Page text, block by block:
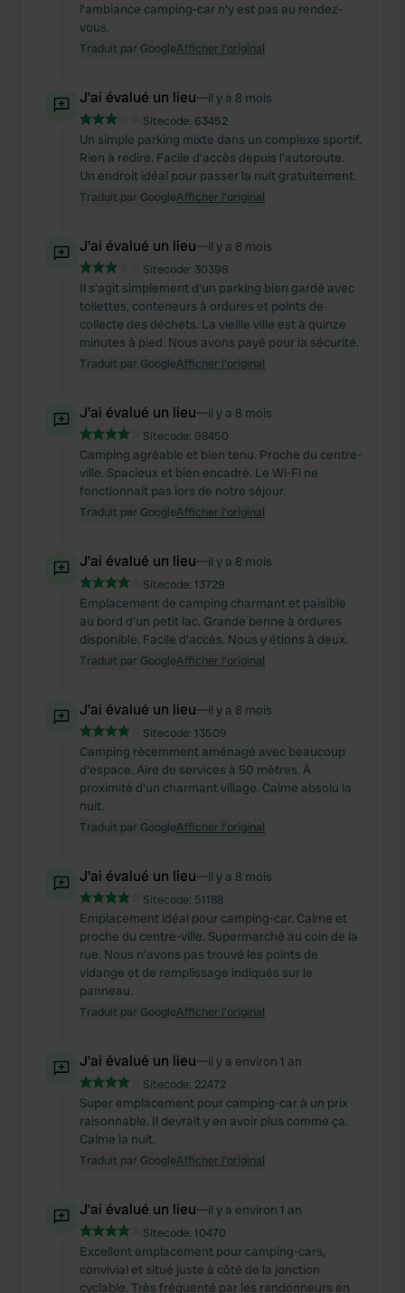
l'ambiance camping-car n'y est pas au rendez-
vous.
Traduit par GoogleAfficher l'original
J'ai évalué un lieu—il y a 8 mois
Sitecode: 63452
Un simple parking mixte dans un complexe sportif.
Rien à redire. Facile d'accès depuis l'autoroute.
Un endroit idéal pour passer la nuit gratuitement.
Traduit par GoogleAfficher l'original
J'ai évalué un lieu—il y a 8 mois
Sitecode: 30398
Il s'agit simplement d'un parking bien gardé avec
toilettes, conteneurs à ordures et points de
collecte des déchets. La vieille ville est à quinze
minutes à pied. Nous avons payé pour la sécurité.
Traduit par GoogleAfficher l'original
J'ai évalué un lieu—il y a 8 mois
Sitecode: 98450
Camping agréable et bien tenu. Proche du centre-
ville. Spacieux et bien encadré. Le Wi-Fi ne
fonctionnait pas lors de notre séjour.
Traduit par GoogleAfficher l'original
J'ai évalué un lieu—il y a 8 mois
Sitecode: 13729
Emplacement de camping charmant et paisible
au bord d'un petit lac. Grande benne à ordures
disponible. Facile d'accès. Nous y étions à deux.
Traduit par GoogleAfficher l'original
J'ai évalué un lieu—il y a 8 mois
Sitecode: 13509
Camping récemment aménagé avec beaucoup
d'espace. Aire de services à 50 mètres. À
proximité d'un charmant village. Calme absolu la
nuit.
Traduit par GoogleAfficher l'original
J'ai évalué un lieu—il y a 8 mois
Sitecode: 51188
Emplacement idéal pour camping-car. Calme et
proche du centre-ville. Supermarché au coin de la
rue. Nous n'avons pas trouvé les points de
vidange et de remplissage indiqués sur le
panneau.
Traduit par GoogleAfficher l'original
J'ai évalué un lieu—il y a environ 1 an
Sitecode: 22472
Super emplacement pour camping-car à un prix
raisonnable. Il devrait y en avoir plus comme ça.
Calme la nuit.
Traduit par GoogleAfficher l'original
J'ai évalué un lieu—il y a environ 1 an
Sitecode: 10470
Excellent emplacement pour camping-cars,
convivial et situé juste à côté de la jonction
cyclable. Très fréquenté par les randonneurs en